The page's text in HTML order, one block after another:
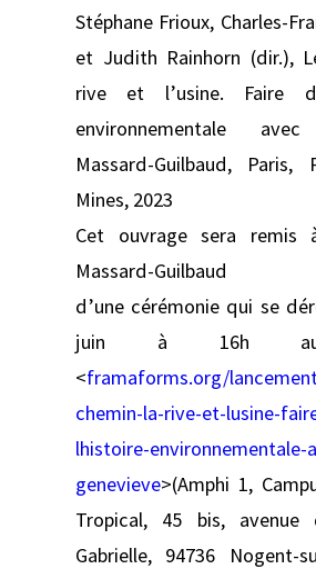
Stéphane Frioux, Charles-
et Judith Rainhorn (dir.),
rive et l’usine. Faire
environnementale avec
Massard-Guilbaud, Paris,
Mines, 2023
Cet ouvrage sera remis
Massard-
d’une cérémonie qui se
juin à 16h au
<framaforms.org/
chemin-la-rive-et-lusine-
lhistoire-environnementale-
genevieve>(Amphi 1,
Tropical, 45 bis,
Gabrielle, 94736 Nogent-